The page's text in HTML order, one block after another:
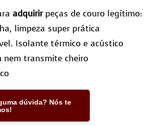
adquirirpeças de couro legítimo:
limpeza super prática
Isolante térmico e acústico
nem transmite cheiro
dúvida? Nós te